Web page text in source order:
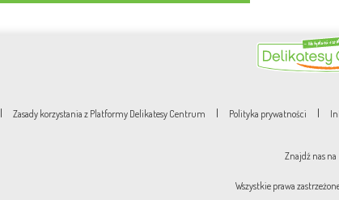
| Zasady korzystania z Platformy Delikatesy Centrum | Polityka prywatności |
Znajdź nas na
Wszystkie prawa